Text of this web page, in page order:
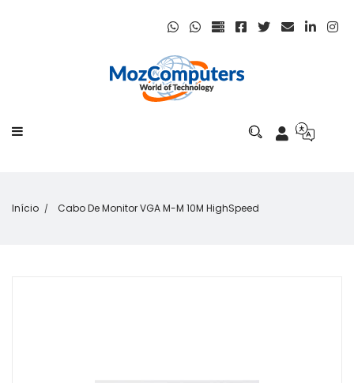
Início Cabo De Monitor VGA M-M 10M HighSpeed